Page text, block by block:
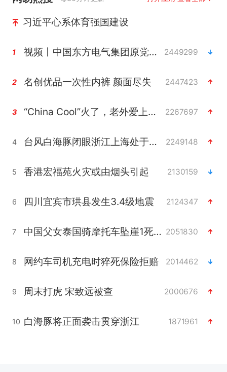
习近平心系体育强国建设
1 视频丨中国东方电气集团原党组副书记、董事宋致远被查 2449299
2 名创优品一次性内裤 颜面尽失 2447423
3 “China Cool”火了，老外爱上中国避暑游 2267697
4 台风白海豚闭眼浙江上海处于危险半圆 2249148
5 香港宏福苑火灾或由烟头引起 2130159
6 四川宜宾市珙县发生3.4级地震 2124347
7 中国父女泰国骑摩托车坠崖1死1伤 2051830
8 网约车司机充电时猝死保险拒赔 2014462
9 周末打虎 宋致远被查 2000676
10 白海豚将正面袭击贯穿浙江 1871961